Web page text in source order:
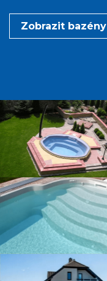
Zobrazit bazény